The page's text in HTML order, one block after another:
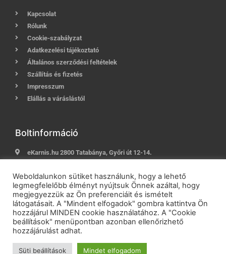
Kapcsolat
Rólunk
Cookie-szabályzat
Adatkezelési tájékoztató
Általános szerződési feltételek
Szállítás és fizetés
Impresszum
Elállás a váráslástól
Boltinformáció
eKarnis.hu 2800 Tatabánya, Győri út 12-14.
E-mail:info@ekarnis.hu
2021 © eKarnis.hu| Karnis és Függöny Webáruház | Minden
jog fenntartva!
Powered by
Weboldalunkon sütiket használunk, hogy a lehető
legmegfelelőbb élményt nyújtsuk Önnek azáltal, hogy
megjegyezzük az Ön preferenciáit és ismételt
látogatásait. A "Mindent elfogadok" gombra kattintva Ön
hozzájárul MINDEN cookie használatához. A "Cookie
beállítások" menüpontban azonban ellenőrizhető
hozzájárulást adhat.
Süti beállítások Mindet elfogadom